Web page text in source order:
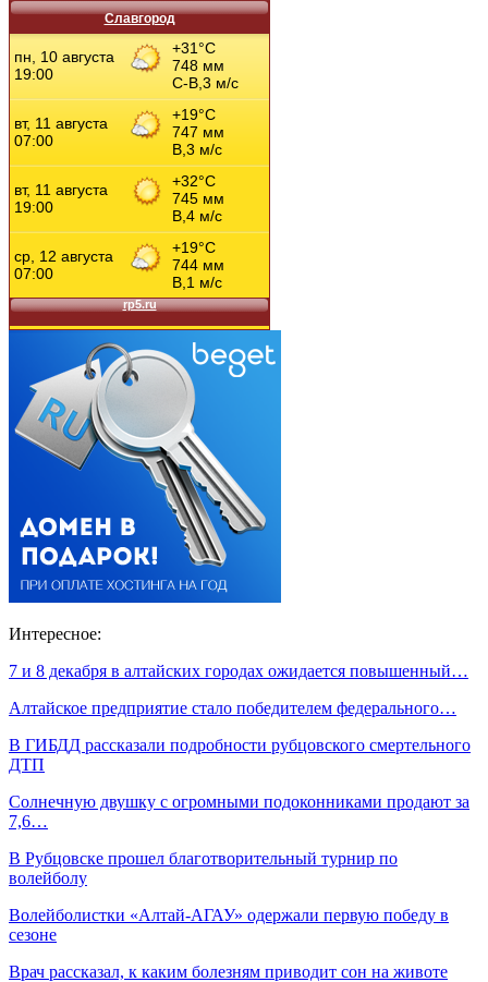
Славгород
Интересное:
7 и 8 декабря в алтайских городах ожидается повышенный…
Алтайское предприятие стало победителем федерального…
В ГИБДД рассказали подробности рубцовского смертельного
ДТП
Солнечную двушку с огромными подоконниками продают за
7,6…
В Рубцовске прошел благотворительный турнир по
волейболу
Волейболистки «Алтай-АГАУ» одержали первую победу в
сезоне
Врач рассказал, к каким болезням приводит сон на животе